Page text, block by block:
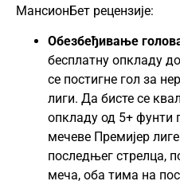
МансионБет рецензије:
Обезбеђивање
бесплатну опкладу
се постигне гол за
лиги. Да бисте се
опкладу од 5+ фунти
мечеве Премијер
последњег стрелца,
меча, оба тима на